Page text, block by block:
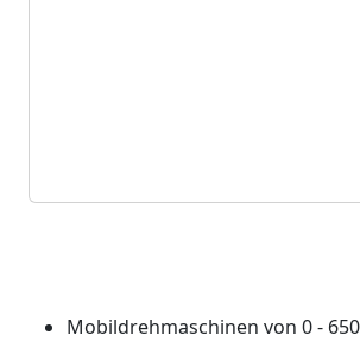
Mobildrehmaschinen von 0 -